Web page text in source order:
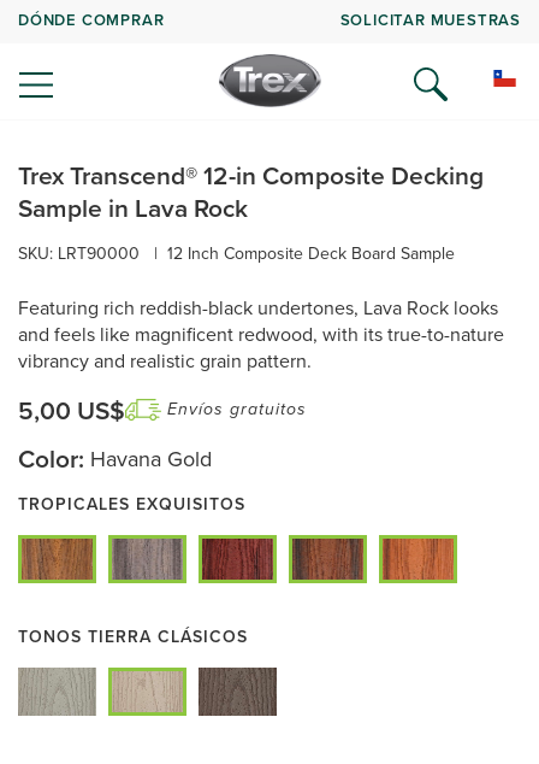
DÓNDE COMPRAR SOLICITAR MUESTRAS
Trex Transcend® 12-in Composite Decking
Sample in Lava Rock
SKU: LRT90000 | 12 Inch Composite Deck Board Sample
Featuring rich reddish-black undertones, Lava Rock looks
and feels like magnificent redwood, with its true-to-nature
vibrancy and realistic grain pattern.
5,00 US$ Envíos gratuitos
Color: Havana Gold
TROPICALES EXQUISITOS
TONOS TIERRA CLÁSICOS